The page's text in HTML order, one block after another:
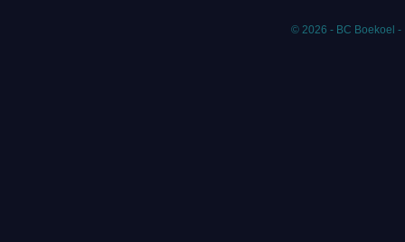
© 2026 - BC Boekoel